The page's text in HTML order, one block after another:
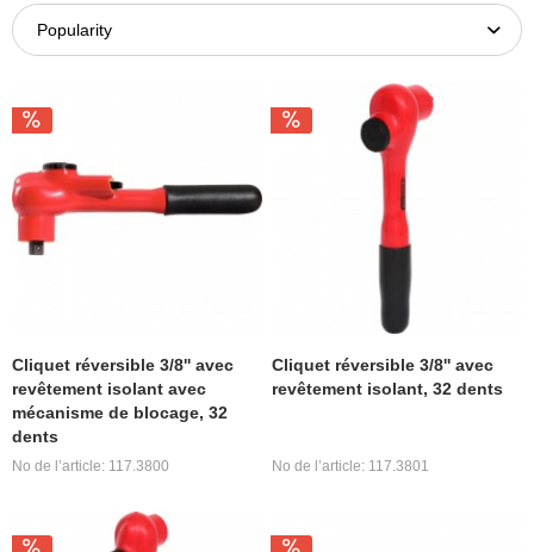
Cliquet réversible 3/8'' avec
revêtement isolant avec
mécanisme de blocage, 32
dents
No de l’article: 117.3800
Cliquet réversible 3/8'' avec
revêtement isolant, 32 dents
No de l’article: 117.3801